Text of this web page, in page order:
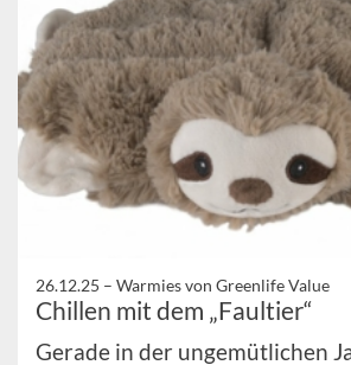
26.12.25 – Warmies von Greenlife Value
Chillen mit dem „Faultier“
Gerade in der ungemütlichen